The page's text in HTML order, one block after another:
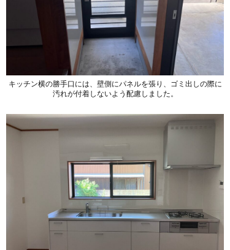
キッチン横の勝手口には、壁側にパネルを張り、ゴミ出しの際に
汚れが付着しないよう配慮しました。